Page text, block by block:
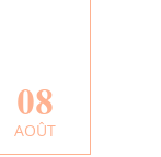
08
AOÛT